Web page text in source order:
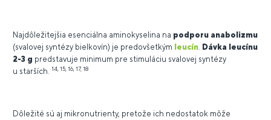
Najdôležitejšia esenciálna aminokyselina na podporu anabolizmu
(svalovej syntézy bielkovín) je predovšetkým leucín Dávka leucínu
2-3 g predstavuje minimum pre stimuláciu svalovej syntézy
u starších.
14, 15, 16, 17, 18
Dôležité sú aj mikronutrienty, pretože ich nedostatok môže